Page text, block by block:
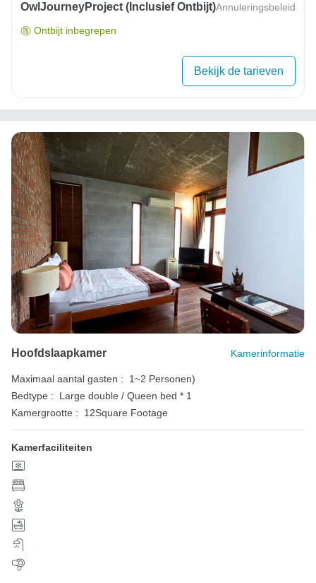
OwlJourneyProject (inclusief Ontbijt)Annuleringsbeleid
Ontbijt inbegrepen
Bekijk de tarieven
Hoofdslaapkamer Kamerinformatie
Maximaal aantal gasten :
1~2 Personen)
Bedtype :
Large double / Queen bed * 1
Kamergrootte :
12Square Footage
Kamerfaciliteiten